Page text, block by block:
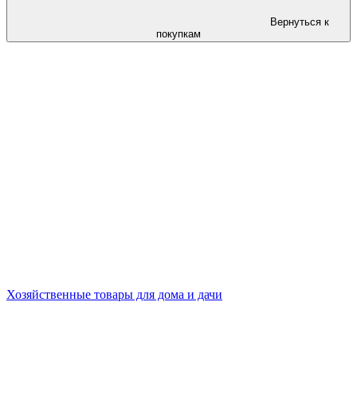
Вернуться к
покупкам
Хозяйственные товары для дома и дачи